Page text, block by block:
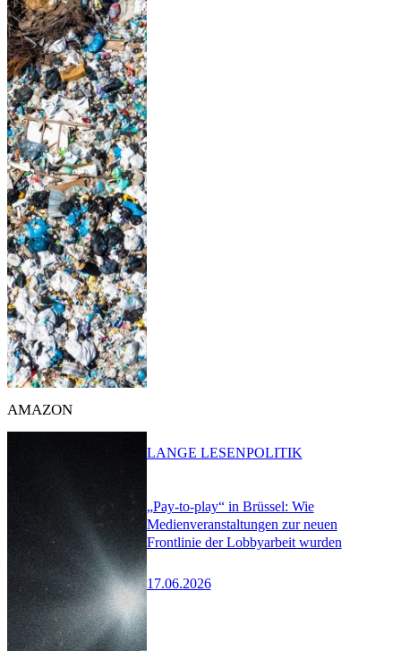
AMAZON
„Pay-to-play“ in Brüssel: Wie
Medienveranstaltungen zur neuen
Frontlinie der Lobbyarbeit wurden
17.06.2026
LANGE LESENPOLITIK